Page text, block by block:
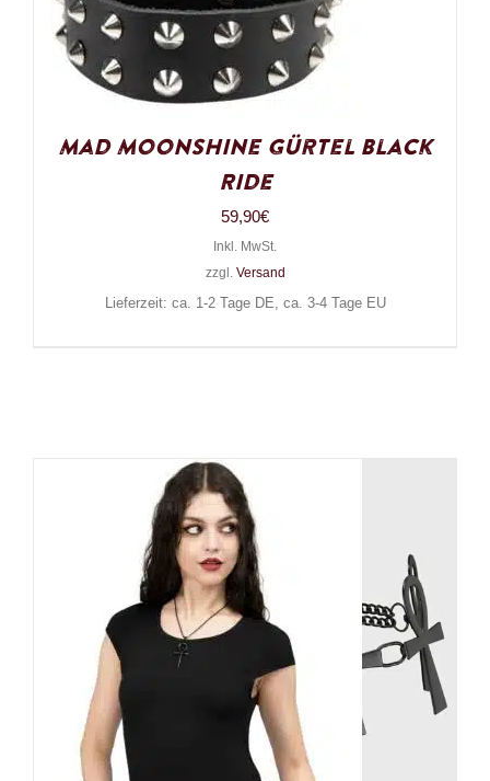
Mad Moonshine Gürtel Black
Ride
59,90€
Inkl. MwSt.
zzgl. Versand
Lieferzeit: ca. 1-2 Tage DE, ca. 3-4 Tage EU